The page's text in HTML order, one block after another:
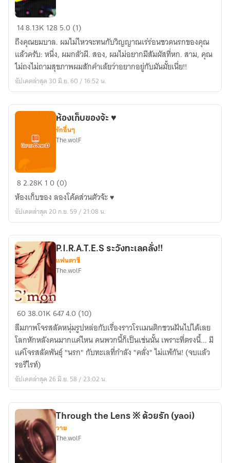
Mail
to
Hell
ถึง
คุณ
ยมบาล
148.13K 1285.0 (1)
ถึงคุณยมบาล. ผมไม่ไหวจะทนกับวิญญาณเร่ร่อนชวดนรกของคุณ
แล้วครับ: หนึ่ง, ผมกลัวผี. สอง, ผมไม่อยากมีสัมผัสที่หก. สาม, คุณ
ไม่ถงไม่ถามสุขภาพผมสักคำเล้ยว่าอยากอยู่กับมันมั้ยเนี่ย!!
อัปเดตล่าสุด 30 มิ.ย. 60 / 16:52 น.
ห้อง
เก็บ
ของ
จ้ะ
ห้องเก็บของจ้ะ ♥
รักอื่นๆ
The.wolF
82.28K 10 (0)
ห้องเก็บของ ลองโค้ดส่วนตัวจ้ะ ♥
อัปเดตล่าสุด 20 ก.ย. 59 / 21:08 น.
P.I.R.A.T.E.S
ระวังทะเลคลั่ง!!
P.I.R.A.T.E.S ระวังทะเลคลั่ง!!
แฟนตาซี
The.wolF
6038.01K6474.0 (10)
ลืมภาพโจรสลัดหนุ่มรูปหล่อกับเรื่องราวโรแมนติกชวนฝันไปได้เลย
โลกหักหลังคนมากแค่ไหน คนพวกนี้ก็เป็นเช่นนั้น เพราะที่ตรงนี้... มี
แค่โจรสลัดพันธุ์ "นรก" กับทะเลที่กำลัง "คลั่ง" ไม่แพ้กัน! (จบแล้ว
รอรีไรท์)
อัปเดตล่าสุด 26 มิ.ย. 58 / 23:02 น.
Through the Lens ※ ด้วยรัก (yaoi)
วาย
The.wolF